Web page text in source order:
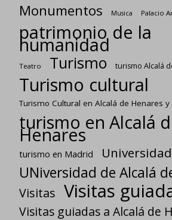
Monumentos Musica Palacio
patrimonio de la
humanidad
Teatro Turismo turismo Alcalá
Turismo cultural
Turismo Cultural en Alcalá de Henares y
turismo en Alcalá
Henares
turismo en Madrid Universidad
UNiversidad de Alcalá
Visitas Visitas
Visitas guiadas a Alcalá de